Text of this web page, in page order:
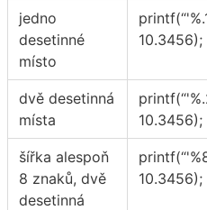
jedno
desetinné
místo
10.3456);
dvě desetinná
místa
10.3456);
šířka alespoň
8 znaků, dvě
desetinná
10.3456);